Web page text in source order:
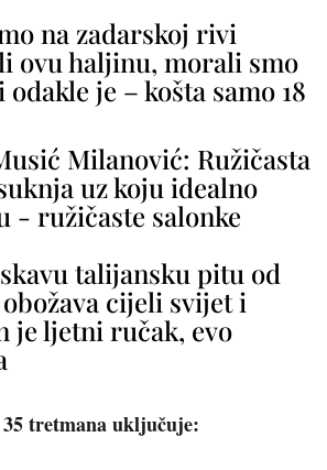
na zadarskoj rivi
ovu haljinu, morali smo
odakle je – košta samo 18
Milanović: Ružičasta
uz koju idealno
- ružičaste salonke
talijansku pitu od
cijeli svijet i
je ljetni ručak, evo
tretmana uključuje: